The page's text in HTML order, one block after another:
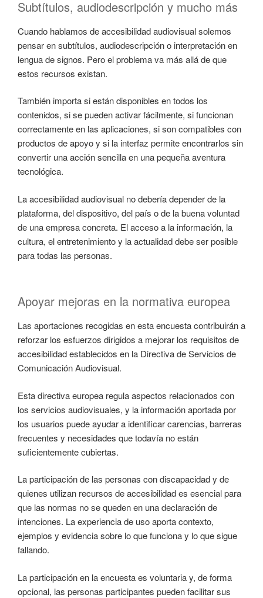
Subtítulos, audiodescripción y mucho más
Cuando hablamos de accesibilidad audiovisual solemos
pensar en subtítulos, audiodescripción o interpretación en
lengua de signos. Pero el problema va más allá de que
estos recursos existan.
También importa si están disponibles en todos los
contenidos, si se pueden activar fácilmente, si funcionan
correctamente en las aplicaciones, si son compatibles con
productos de apoyo y si la interfaz permite encontrarlos sin
convertir una acción sencilla en una pequeña aventura
tecnológica.
La accesibilidad audiovisual no debería depender de la
plataforma, del dispositivo, del país o de la buena voluntad
de una empresa concreta. El acceso a la información, la
cultura, el entretenimiento y la actualidad debe ser posible
para todas las personas.
Apoyar mejoras en la normativa europea
Las aportaciones recogidas en esta encuesta contribuirán a
reforzar los esfuerzos dirigidos a mejorar los requisitos de
accesibilidad establecidos en la Directiva de Servicios de
Comunicación Audiovisual.
Esta directiva europea regula aspectos relacionados con
los servicios audiovisuales, y la información aportada por
los usuarios puede ayudar a identificar carencias, barreras
frecuentes y necesidades que todavía no están
suficientemente cubiertas.
La participación de las personas con discapacidad y de
quienes utilizan recursos de accesibilidad es esencial para
que las normas no se queden en una declaración de
intenciones. La experiencia de uso aporta contexto,
ejemplos y evidencia sobre lo que funciona y lo que sigue
fallando.
La participación en la encuesta es voluntaria y, de forma
opcional, las personas participantes pueden facilitar sus